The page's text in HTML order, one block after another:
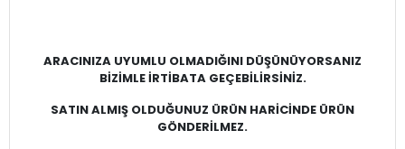
ARACINIZA UYUMLU OLMADIĞINI DÜŞÜNÜYORSANIZ
BİZİMLE İRTİBATA GEÇEBİLİRSİNİZ.
SATIN ALMIŞ OLDUĞUNUZ ÜRÜN HARİCİNDE ÜRÜN
GÖNDERİLMEZ.